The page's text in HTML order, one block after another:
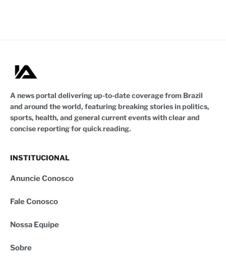
A news portal delivering up-to-date coverage from Brazil
and around the world, featuring breaking stories in politics,
sports, health, and general current events with clear and
concise reporting for quick reading.
INSTITUCIONAL
Anuncie Conosco
Fale Conosco
Nossa Equipe
Sobre